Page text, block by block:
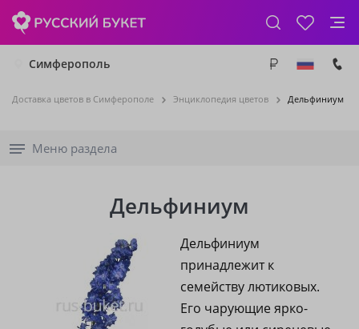
Симферополь
Доставка цветов в Симферополе Энциклопедия цветов Дельфиниум
Меню раздела
Дельфиниум
Дельфиниум
принадлежит к
семейству лютиковых.
Его чарующие ярко-